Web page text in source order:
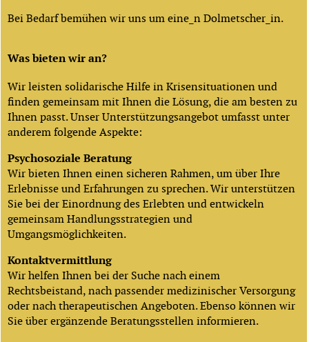
Bei Bedarf bemühen wir uns um eine_n Dolmetscher_in.
Was bieten wir an?
Wir leisten solidarische Hilfe in Krisensituationen und
finden gemeinsam mit Ihnen die Lösung, die am besten zu
Ihnen passt. Unser Unterstützungsangebot umfasst unter
anderem folgende Aspekte:
Psychosoziale Beratung
Wir bieten Ihnen einen sicheren Rahmen, um über Ihre
Erlebnisse und Erfahrungen zu sprechen. Wir unterstützen
Sie bei der Einordnung des Erlebten und entwickeln
gemeinsam Handlungsstrategien und
Umgangsmöglichkeiten.
Kontaktvermittlung
Wir helfen Ihnen bei der Suche nach einem
Rechtsbeistand, nach passender medizinischer Versorgung
oder nach therapeutischen Angeboten. Ebenso können wir
Sie über ergänzende Beratungsstellen informieren.